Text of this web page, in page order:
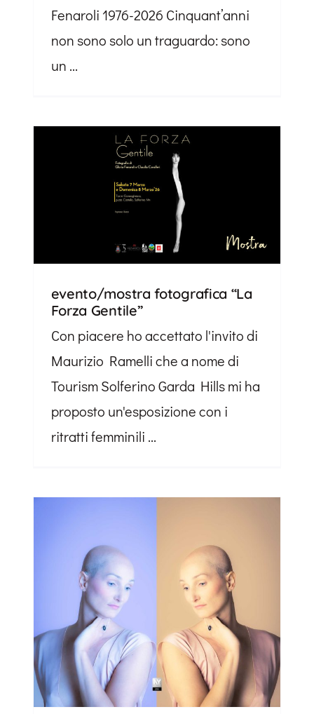
Fenaroli 1976-2026 Cinquant’anni
non sono solo un traguardo: sono
un ...
evento/mostra fotografica “La
Forza Gentile”
Con piacere ho accettato l'invito di
Maurizio Ramelli che a nome di
Tourism Solferino Garda Hills mi ha
proposto un'esposizione con i
ritratti femminili ...